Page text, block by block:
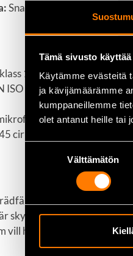
Tämä sivusto
Käytämme evästeitä
ja kävijämäärämme
kumppaneillemme
olet antanut heille tai
Välttämätön
Snabbkrokar och dragögla
1 (20 m/s)
ISO 17249:2013
cirka 2,2 kg
skyddande och slitstarka
vill ha klassiska och pålitliga